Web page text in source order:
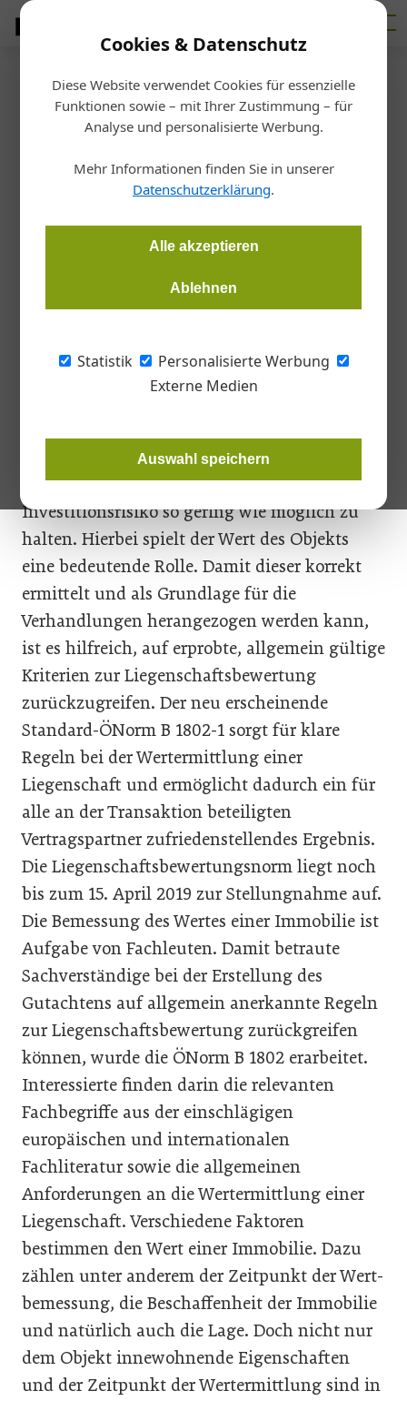
Cookies & Datenschutz
Diese Website verwendet Cookies für essenzielle
Funktionen sowie – mit Ihrer Zustimmung – für
Analyse und personalisierte Werbung.
Mehr Informationen finden Sie in unserer
Datenschutzerklärung.
Alle akzeptieren
Ablehnen
Statistik
Personalisierte Werbung
Externe Medien
Auswahl speichern
Startseite/ Betrieb
Klarheit bei der
Liegenschaftsbewertung
Bauwerke sind auf statisch sichere Untergrundstrukturen
angewiesen und fordern daher korrekt ausgeführte
spezifisches Wissen.
oder für den Eigengebrauch interessiert, hat
auch ein berechtigtes Interesse daran, das
Investitionsrisiko so gering wie möglich zu
halten. Hierbei spielt der Wert des Objekts
eine bedeutende Rolle. Damit dieser korrekt
ermittelt und als Grundlage für die
Verhandlungen herangezogen werden kann,
ist es hilfreich, auf erprobte, allgemein gültige
Kriterien zur Liegenschaftsbewertung
zurückzugreifen. Der neu erscheinende
Standard-ÖNorm B 1802-1 sorgt für klare
Regeln bei der Wertermittlung einer
Liegenschaft und ermöglicht dadurch ein für
alle an der Transaktion beteiligten
Vertragspartner zufriedenstellendes Ergebnis.
Die Liegenschaftsbewertungsnorm liegt noch
bis zum 15. April 2019 zur Stellungnahme auf.
Die Bemessung des Wertes einer Immobilie ist
Aufgabe von Fachleuten. Damit betraute
Sachverständige bei der Erstellung des
Gutachtens auf allgemein anerkannte Regeln
zur Liegenschaftsbewertung zurückgreifen
können, wurde die ÖNorm B 1802 erarbeitet.
Interessierte finden darin die relevanten
Fachbegriffe aus der einschlägigen
europäischen und internationalen
Fachliteratur sowie die allgemeinen
Anforderungen an die Wertermittlung einer
Liegenschaft. Verschiedene Faktoren
bestimmen den Wert einer Immobilie. Dazu
zählen unter anderem der Zeitpunkt der Wert­
bemessung, die Beschaffenheit der Immobilie
und natürlich auch die Lage. Doch nicht nur
dem Objekt innewohnende Eigenschaften
und der Zeitpunkt der Wertermittlung sind in